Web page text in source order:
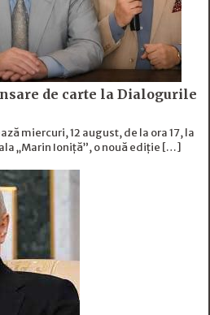
de carte la Dialogurile
miercuri, 12 august, de la ora 17, la
„Marin Ioniță”, o nouă ediție […]